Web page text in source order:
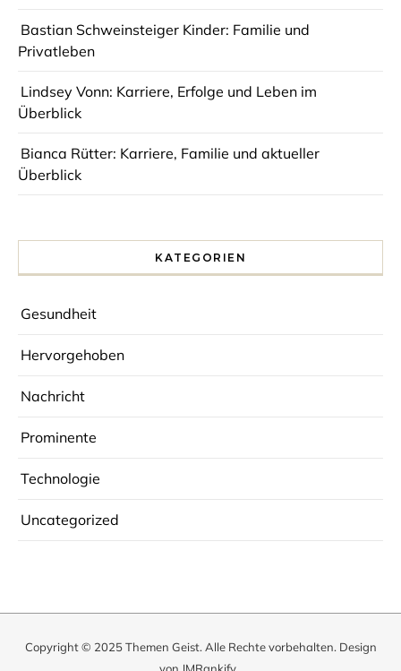
Bastian Schweinsteiger Kinder: Familie und
Privatleben
Lindsey Vonn: Karriere, Erfolge und Leben im
Überblick
Bianca Rütter: Karriere, Familie und aktueller
Überblick
KATEGORIEN
Gesundheit
Hervorgehoben
Nachricht
Prominente
Technologie
Uncategorized
Copyright © 2025Themen Geist. Alle Rechte vorbehalten. Design